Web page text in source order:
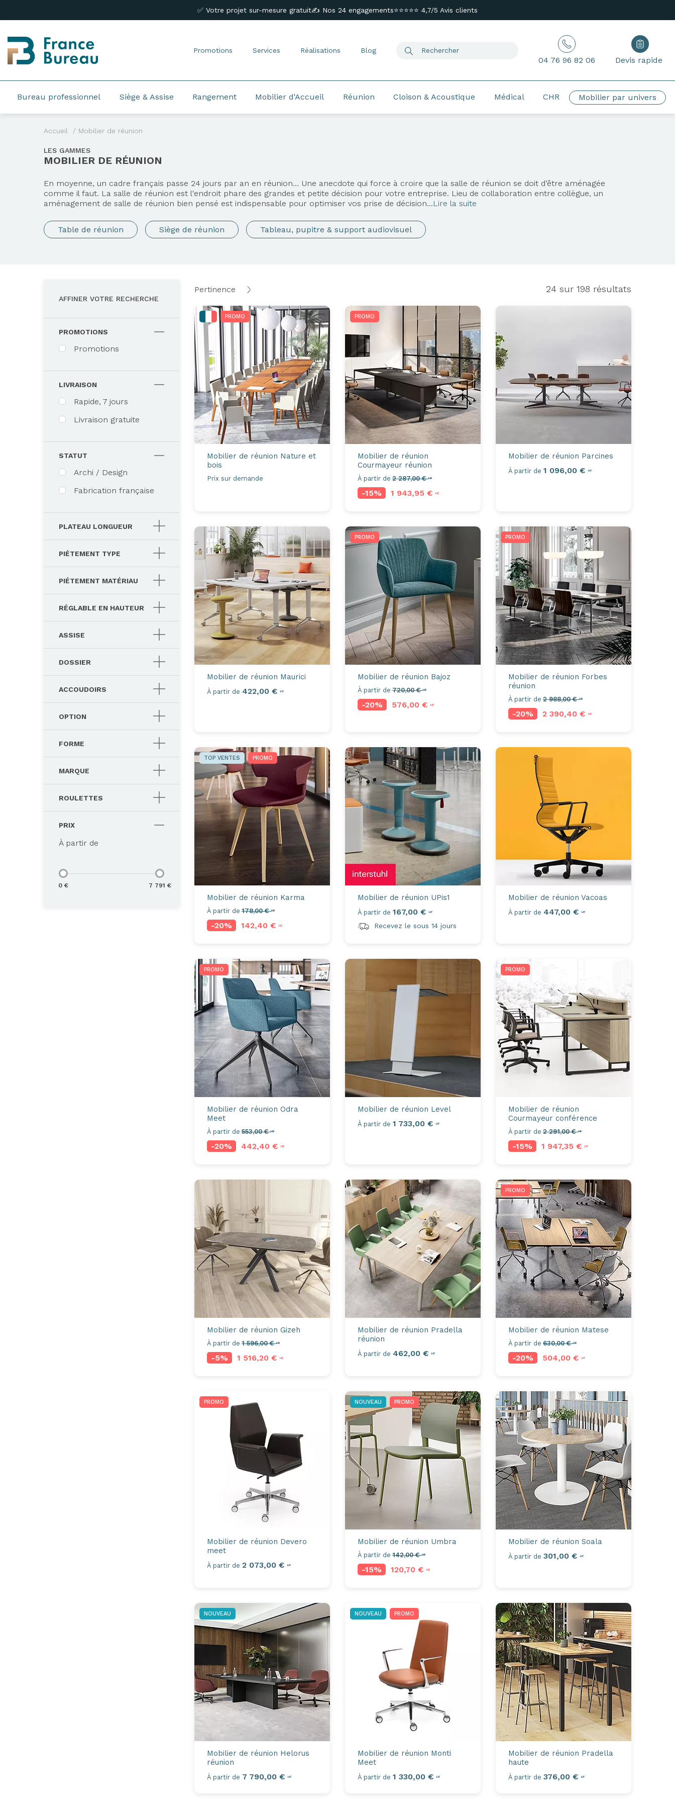
Axeptio consent
✅ Votre projet sur-mesure gratuit✍️ Nos 24 engagements⭐⭐⭐⭐⭐ 4,7/5 Avis clients
Promotions Services Réalisations Blog
04 76 96 82 06 Devis rapide
Bureau professionnel Siège & Assise Rangement Mobilier d'Accueil Réunion Cloison & Acoustique Médical CHR Mobilier par univers
Accueil Mobilier de réunion
LES GAMMES
MOBILIER DE RÉUNION
En moyenne, un cadre français passe 24 jours par an en réunion… Une anecdote qui force à croire que la salle de réunion se doit d’être aménagée
comme il faut. La salle de réunion est l'endroit phare des grandes et petite décision pour votre entreprise. Lieu de collaboration entre collègue, un
aménagement de salle de réunion bien pensé est indispensable pour optimiser vos prise de décision...Lire la suite
Table de réunion Siège de réunion Tableau, pupitre & support audiovisuel
AFFINER VOTRE RECHERCHE
PROMOTIONS
Promotions
LIVRAISON
Rapide, 7 jours
Livraison gratuite
STATUT
Archi / Design
Fabrication française
PLATEAU LONGUEUR
PIÉTEMENT TYPE
PIÉTEMENT MATÉRIAU
RÉGLABLE EN HAUTEUR
ASSISE
DOSSIER
ACCOUDOIRS
OPTION
FORME
MARQUE
ROULETTES
PRIX
À partir de
0 € 7 791 €
Pertinence 24 sur 198 résultats
PROMO
Mobilier de réunion Nature et
bois
Prix sur demande
PROMO
Mobilier de réunion
Courmayeur réunion
À partir de 2 287,00 €HT
-15% 1 943,95 € HT
Mobilier de réunion Parcines
À partir de 1 096,00 € HT
Mobilier de réunion Maurici
À partir de 422,00 € HT
PROMO
Mobilier de réunion Bajoz
À partir de 720,00 €HT
-20% 576,00 € HT
PROMO
Mobilier de réunion Forbes
réunion
À partir de 2 988,00 €HT
-20% 2 390,40 € HT
TOP VENTES PROMO
Mobilier de réunion Karma
À partir de 178,00 €HT
-20% 142,40 € HT
Mobilier de réunion UPis1
À partir de 167,00 € HT
Recevez le sous 14 jours
Mobilier de réunion Vacoas
À partir de 447,00 € HT
PROMO
Mobilier de réunion Odra
Meet
À partir de 553,00 €HT
-20% 442,40 € HT
Mobilier de réunion Level
À partir de 1 733,00 € HT
PROMO
Mobilier de réunion
Courmayeur conférence
À partir de 2 291,00 €HT
-15% 1 947,35 € HT
Mobilier de réunion Gizeh
À partir de 1 596,00 €HT
-5% 1 516,20 € HT
Mobilier de réunion Pradella
réunion
À partir de 462,00 € HT
PROMO
Mobilier de réunion Matese
À partir de 630,00 €HT
-20% 504,00 € HT
PROMO
Mobilier de réunion Devero
meet
À partir de 2 073,00 € HT
NOUVEAU PROMO
Mobilier de réunion Umbra
À partir de 142,00 €HT
-15% 120,70 € HT
Mobilier de réunion Soala
À partir de 301,00 € HT
NOUVEAU
Mobilier de réunion Helorus
réunion
À partir de 7 790,00 € HT
NOUVEAU PROMO
Mobilier de réunion Monti
Meet
À partir de 1 330,00 € HT
Mobilier de réunion Pradella
haute
À partir de 376,00 € HT